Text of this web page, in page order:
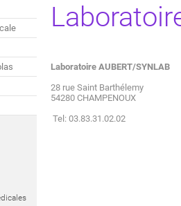
Laboratoire AUBERT/SYNLAB
28 rue Saint Barthélemy
54280 CHAMPENOUX
Tel: 03.83.31.02.02